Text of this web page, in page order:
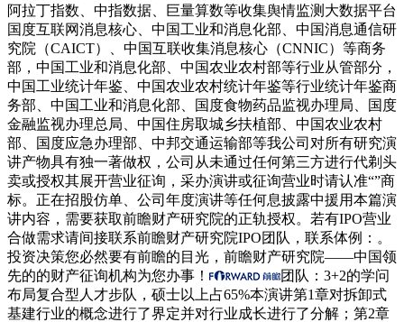
阿拉丁指数、中指数据、巨量算数等收集舆情监测大数据平台
国度互联网消息核心、中国工业和消息化部、中国消息通信研
究院（CAICT）、中国互联收集消息核心（CNNIC）等商务
部，中国工业和消息化部、中国农业农村部等行业从管部分，
中国工业统计年鉴、中国农业农村统计年鉴等行业统计年鉴商
务部、中国工业和消息化部、国度食物药品监视办理局、国度
金融监视办理总局、中国住房取城乡扶植部、中国农业农村
部、国度应急办理部、中邦交通运输部等我公司对所有研究演
讲产物具有独一著做权，公司从未通过任何第三方进行代剃头
卖或授权其展开营业征询，采办演讲或征询营业时请认准“”商
标。正在招股仿单、公司年度演讲等任何息披露中援用本篇演
讲内容，需要获取前瞻财产研究院的正轨授权。若有IPO营业
合做需求请间接联系前瞻财产研究院IPO团队，联系体例：。
投资决策您必然要有前瞻的目光，前瞻财产研究院——中国领
先的的财产征询机构为您办事！
团队：3+2的学问
布局复合型人才步队，硕士以上占65%本演讲第1章对拆卸式
基建行业的概念进行了界定并对行业成长进行了分解；第2章